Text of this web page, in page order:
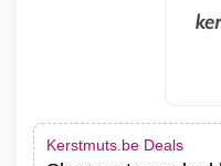
Kerstmuts.be Deals